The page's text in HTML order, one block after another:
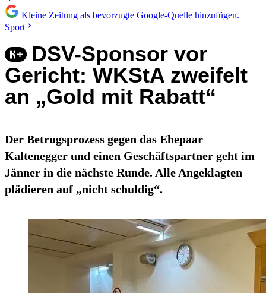
Kleine Zeitung als bevorzugte Google-Quelle hinzufügen.
Sport
DSV-Sponsor vor
Gericht: WKStA zweifelt
an „Gold mit Rabatt“
Der Betrugsprozess gegen das Ehepaar
Kaltenegger und einen Geschäftspartner geht im
Jänner in die nächste Runde. Alle Angeklagten
plädieren auf „nicht schuldig“.